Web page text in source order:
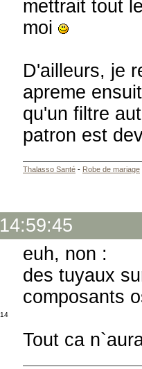
mettrait tout
moi
D'ailleurs, je
apreme
qu'un filtre
patron est
Thalasso Santé - Robe de mariage
euh, non :
des tuyaux
composants
Tout ca